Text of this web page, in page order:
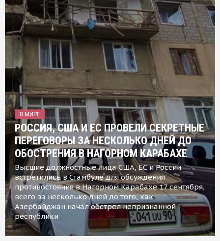
В МИРЕ
РОССИЯ, США И ЕС ПРОВЕЛИ СЕКРЕТНЫЕ
ПЕРЕГОВОРЫ ЗА НЕСКОЛЬКО ДНЕЙ ДО
ОБОСТРЕНИЯ В НАГОРНОМ КАРАБАХЕ
Высшие должностные лица США, ЕС и России
встретились в Стамбуле для обсуждения
противостояния в Нагорном Карабахе 17 сентября,
всего за несколько дней до того, как
Азербайджан начал обстрел непризнанной
республики